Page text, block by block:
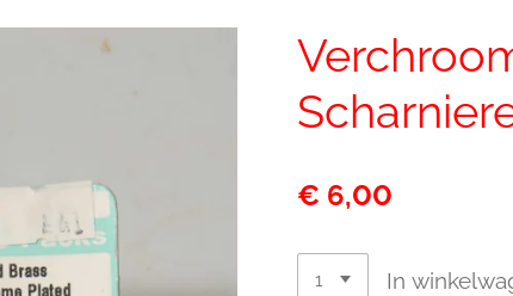
€ 6,00
In